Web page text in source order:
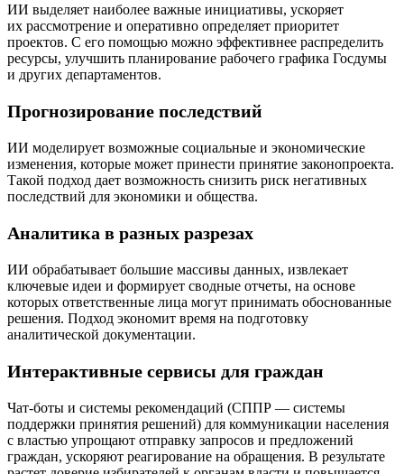
ИИ выделяет наиболее важные инициативы, ускоряет
их рассмотрение и оперативно определяет приоритет
проектов. С его помощью можно эффективнее распределить
ресурсы, улучшить планирование рабочего графика Госдумы
и других департаментов.
Прогнозирование последствий
ИИ моделирует возможные социальные и экономические
изменения, которые может принести принятие законопроекта.
Такой подход дает возможность снизить риск негативных
последствий для экономики и общества.
Аналитика в разных разрезах
ИИ обрабатывает большие массивы данных, извлекает
ключевые идеи и формирует сводные отчеты, на основе
которых ответственные лица могут принимать обоснованные
решения. Подход экономит время на подготовку
аналитической документации.
Интерактивные сервисы для граждан
Чат-боты и системы рекомендаций (СППР — системы
поддержки принятия решений) для коммуникации населения
с властью упрощают отправку запросов и предложений
граждан, ускоряют реагирование на обращения. В результате